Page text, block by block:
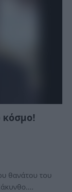
κόσμο!
θανάτου του